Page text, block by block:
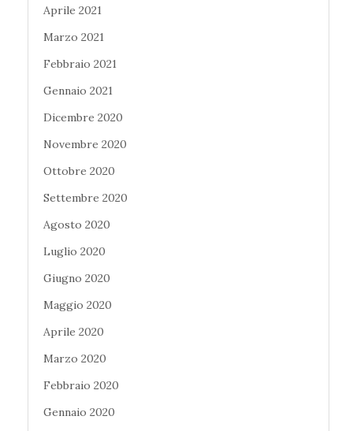
Aprile 2021
Marzo 2021
Febbraio 2021
Gennaio 2021
Dicembre 2020
Novembre 2020
Ottobre 2020
Settembre 2020
Agosto 2020
Luglio 2020
Giugno 2020
Maggio 2020
Aprile 2020
Marzo 2020
Febbraio 2020
Gennaio 2020